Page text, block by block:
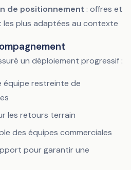
de positionnement : offres et
plus adaptées au contexte
un déploiement progressif :
équipe restreinte de
les retours terrain
des équipes commerciales
pour garantir une